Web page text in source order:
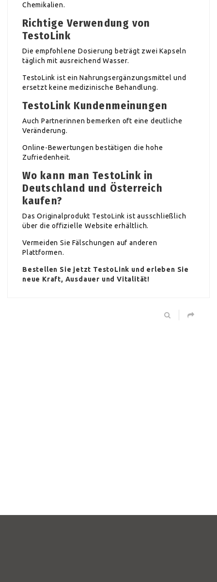
Chemikalien.
Richtige Verwendung von
TestoLink
Die empfohlene Dosierung beträgt zwei Kapseln
täglich mit ausreichend Wasser.
TestoLink ist ein Nahrungsergänzungsmittel und
ersetzt keine medizinische Behandlung.
TestoLink Kundenmeinungen
Auch Partnerinnen bemerken oft eine deutliche
Veränderung.
Online-Bewertungen bestätigen die hohe
Zufriedenheit.
Wo kann man TestoLink in
Deutschland und Österreich
kaufen?
Das Originalprodukt TestoLink ist ausschließlich
über die offizielle Website erhältlich.
Vermeiden Sie Fälschungen auf anderen
Plattformen.
Bestellen Sie jetzt TestoLink und erleben Sie
neue Kraft, Ausdauer und Vitalität!